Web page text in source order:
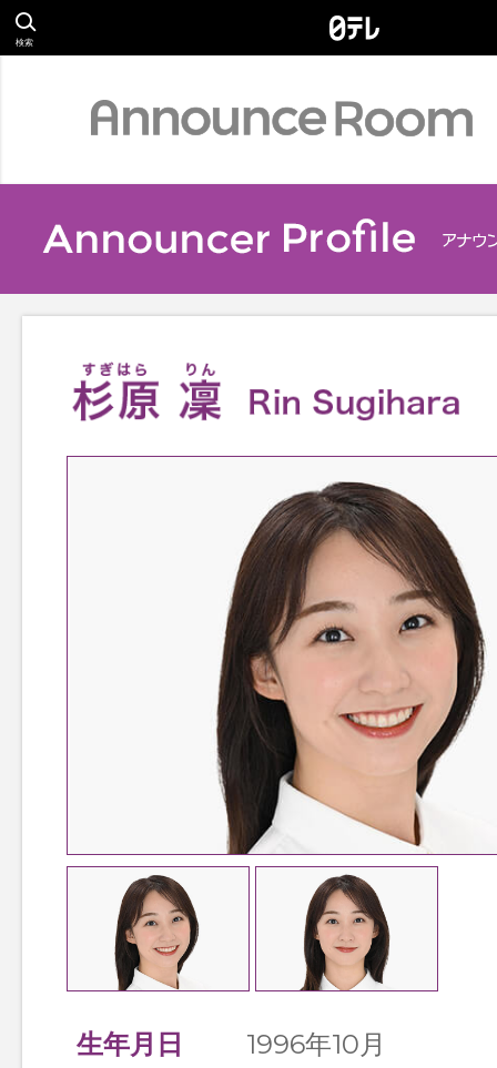
検索
Profile
アナウンサー
Relay Essay
リレーエッセイ
TOP
TOPページ
生年月日
1996年10月